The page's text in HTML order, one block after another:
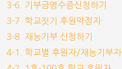
3-6. 기부금영수증신청하기
3-7. 학교짓기 후원약정자
3-8. 재능기부 신청하기
4-1. 학교별 후원자/재능기부자